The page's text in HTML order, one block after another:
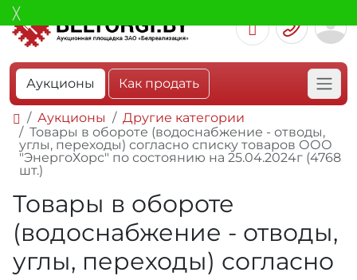
Аукционы Как продать
Аукционы
Другие категории
Товары в обороте (водоснабжение - отводы,
углы, переходы) согласно списку товаров ООО
"ЭнергоХорс" по состоянию на 25.04.2024г (4768
шт.)
Товары в обороте
(водоснабжение - отводы,
углы, переходы) согласно